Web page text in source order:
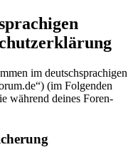
im deutschsprachigen
(im Folgenden
während deines Foren-